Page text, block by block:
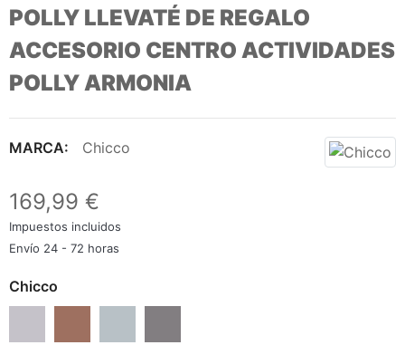
POLLY LLEVATÉ DE REGALO
ACCESORIO CENTRO ACTIVIDADES
POLLY ARMONIA
MARCA: Chicco
169,99 €
Impuestos incluidos
Envío 24 - 72 horas
Chicco